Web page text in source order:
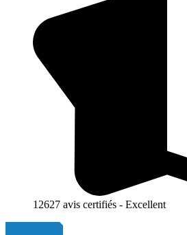
12627 avis certifiés - Excellent